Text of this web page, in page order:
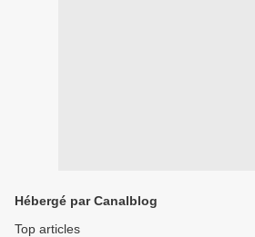
Hébergé par Canalblog
Top articles